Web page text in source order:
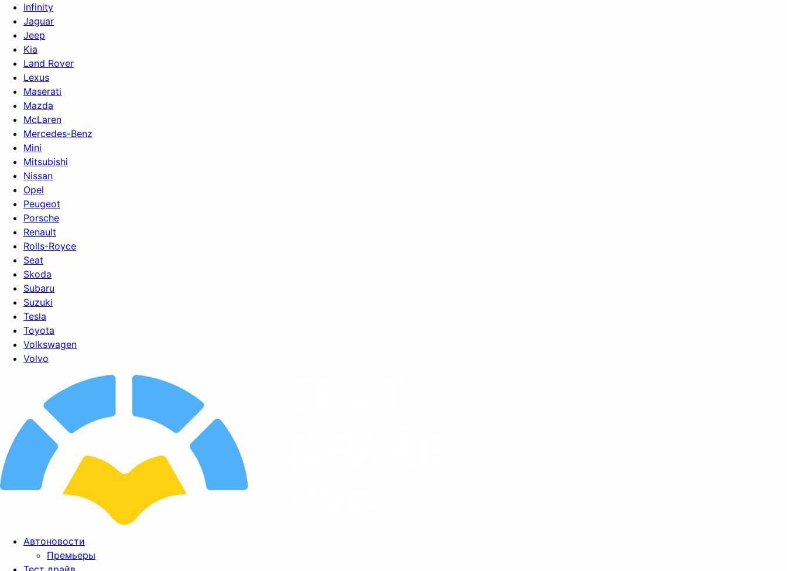
Infinity
Jaguar
Jeep
Kia
Land Rover
Lexus
Maserati
Mazda
McLaren
Mercedes-Benz
Mini
Mitsubishi
Nissan
Opel
Peugeot
Porsche
Renault
Rolls-Royce
Seat
Skoda
Subaru
Suzuki
Tesla
Toyota
Volkswagen
Volvo
Автоновости
Премьеры